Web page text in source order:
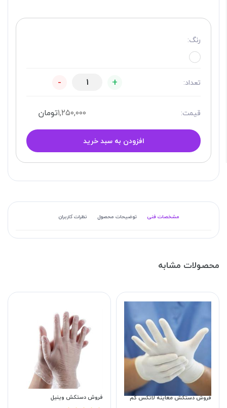
رنگ:
تعداد: +
-
قیمت: ۱,۲۵۰,۰۰۰تومان
افزودن به سبد خرید
مشخصات فنی توضیحات محصول نظرات کاربران
محصولات مشابه
فروش دستکش معاینه لاتکس کم
فروش دستکش وینیل